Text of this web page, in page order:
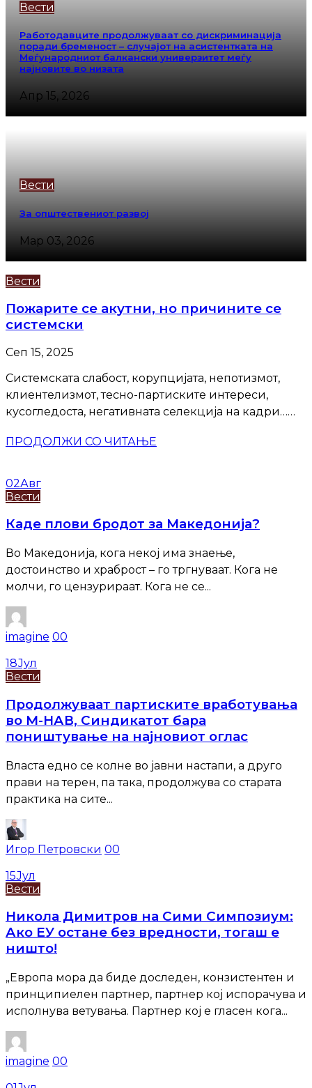
Вести
Работодавците продолжуваат со дискриминација
поради бременост – случајот на асистентката на
Меѓународниот балкански универзитет меѓу
најновите во низата
Апр 15, 2026
Вести
За општествениот развој
Мар 03, 2026
Вести
Пожарите се акутни, но причините се
системски
Сеп 15, 2025
Системската слабост, корупцијата, непотизмот,
клиентелизмот, тесно-партиските интереси,
кусогледоста, негативната селекција на кадри…
Тетово, и до Беса транс, и до настанувањето на
ПРОДОЛЖИ СО ЧИТАЊЕ
02Авг
Вести
Каде плови бродот за Македонија?
Во Македонија, кога некој има знаење,
достоинство и храброст – го тргнуваат. Кога не
молчи, го цензурираат. Кога не се...
imagine 00
18Јул
Вести
Продолжуваат партиските вработувања
во М-НАВ, Синдикатот бара
поништување на најновиот оглас
Власта едно се колне во јавни настапи, а друго
прави на терен, па така, продолжува со старата
практика на сите...
Игор Петровски 00
15Јул
Вести
Никола Димитров на Сими Симпозиум:
Ако ЕУ остане без вредности, тогаш е
ништо!
„Европа мора да биде доследен, конзистентен и
принципиелен партнер, партнер кој испорачува и
исполнува ветувања. Партнер кој е гласен кога...
imagine 00